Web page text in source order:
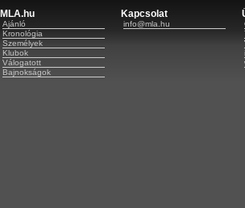
MLA.hu
Ajánló
Kronológia
Személyek
Klubok
Válogatott
Bajnokságok
Kapcsolat
info@mla.hu